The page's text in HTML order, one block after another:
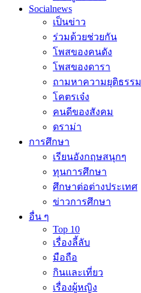
Socialnews
เป็นข่าว
ร่วมด้วยช่วยกัน
โพสของคนดัง
โพสของดารา
ถามหาความยุติธรรม
โคตรเจ๋ง
คนดีของสังคม
ดราม่า
การศึกษา
เรียนอังกฤษสนุกๆ
ทุนการศึกษา
ศึกษาต่อต่างประเทศ
ข่าวการศึกษา
อื่น ๆ
Top 10
เรื่องลี้ลับ
มือถือ
กินและเที่ยว
เรื่องผู้หญิง